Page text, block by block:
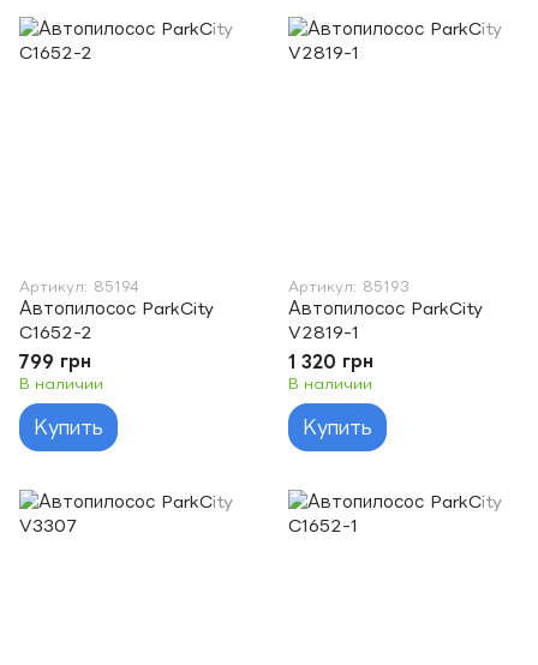
Артикул: 85194
Автопилосос ParkCity
C1652-2
799 грн
В наличии
Купить
Артикул: 85193
Автопилосос ParkCity
V2819-1
1 320 грн
В наличии
Купить